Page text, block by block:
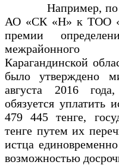
Например, по
АО «СК «Н» к ТОО
премии
межрайонного
Карагандинской
было утверждено
августа 2016
обязуется уплатить
479 445 тенге,
тенге путем их
истца
возможностью